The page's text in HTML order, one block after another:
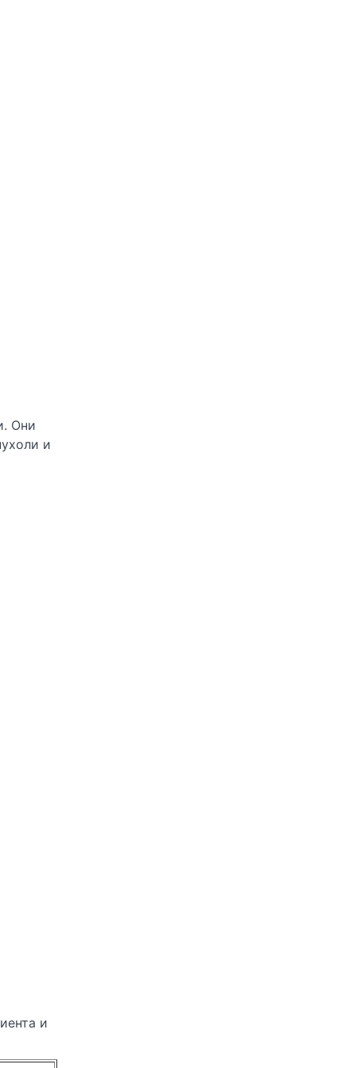
Они
и
и